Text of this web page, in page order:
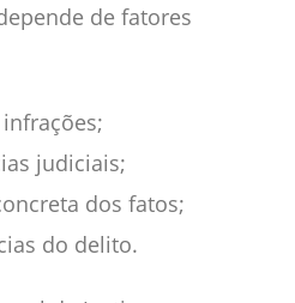
de fatores
judiciais;
dos fatos;
do delito.